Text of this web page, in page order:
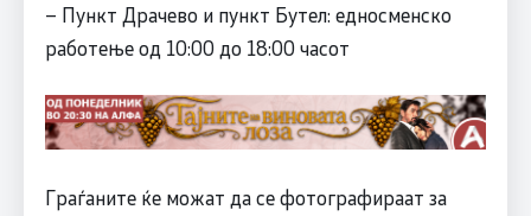
– Пункт Драчево и пункт Бутел: едносменско
работење од 10:00 до 18:00 часот
Граѓаните ќе можат да се фотографираат за